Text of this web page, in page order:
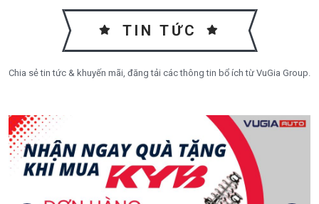
TIN TỨC
Chia sẻ tin tức & khuyến mãi, đăng tải các thông tin bổ ích từ VuGia Group.